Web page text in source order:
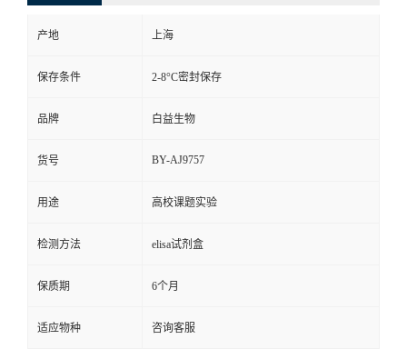
产地 上海
保存条件 2-8°C密封保存
品牌 白益生物
货号 BY-AJ9757
用途 高校课题实验
检测方法 elisa试剂盒
保质期 6个月
适应物种 咨询客服